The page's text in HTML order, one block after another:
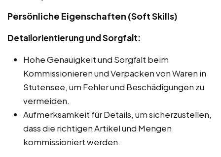
Persönliche Eigenschaften (Soft Skills)
Detailorientierung und Sorgfalt:
Hohe Genauigkeit und Sorgfalt beim
Kommissionieren und Verpacken von Waren in
Stutensee, um Fehler und Beschädigungen zu
vermeiden.
Aufmerksamkeit für Details, um sicherzustellen,
dass die richtigen Artikel und Mengen
kommissioniert werden.